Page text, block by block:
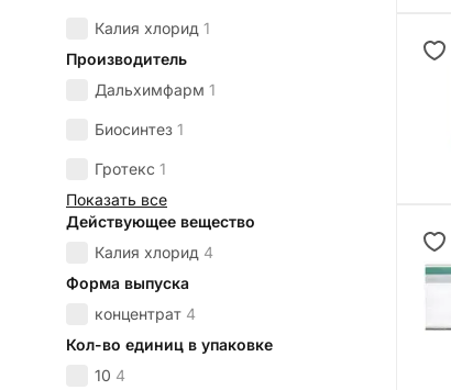
Калия хлорид 1
Производитель
Дальхимфарм 1
Биосинтез 1
Гротекс 1
Показать все
Действующее вещество
Калия хлорид 4
Форма выпуска
концентрат 4
Кол-во единиц в упаковке
10 4